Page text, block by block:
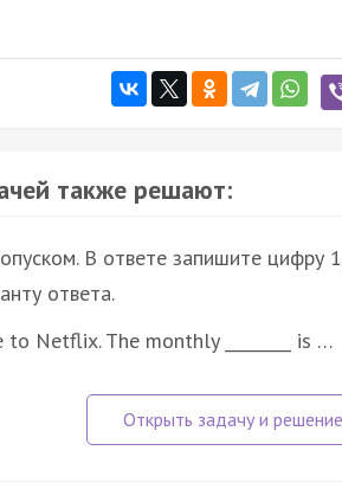
также решают:
В ответе запишите цифру
ответа.
Netflix. The monthly ________ is …